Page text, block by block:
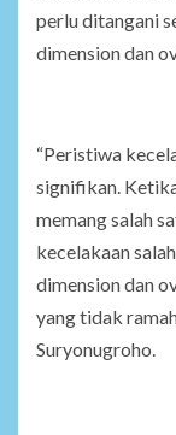
perlu ditangani
dimension dan
“Peristiwa
signifikan.
memang salah
kecelakaan
dimension dan
yang tidak
Suryonugroho.